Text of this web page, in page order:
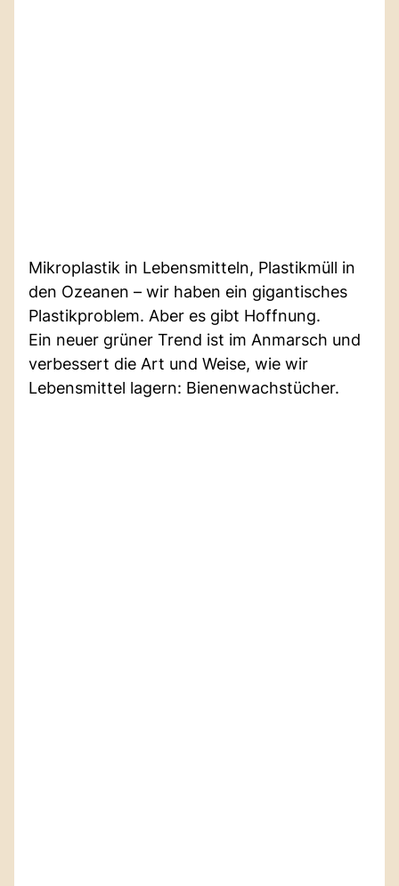
Mikroplastik in Lebensmitteln, Plastikmüll in
den Ozeanen – wir haben ein gigantisches
Plastikproblem. Aber es gibt Hoffnung.
Ein neuer grüner Trend ist im Anmarsch und
verbessert die Art und Weise, wie wir
Lebensmittel lagern: Bienenwachstücher.